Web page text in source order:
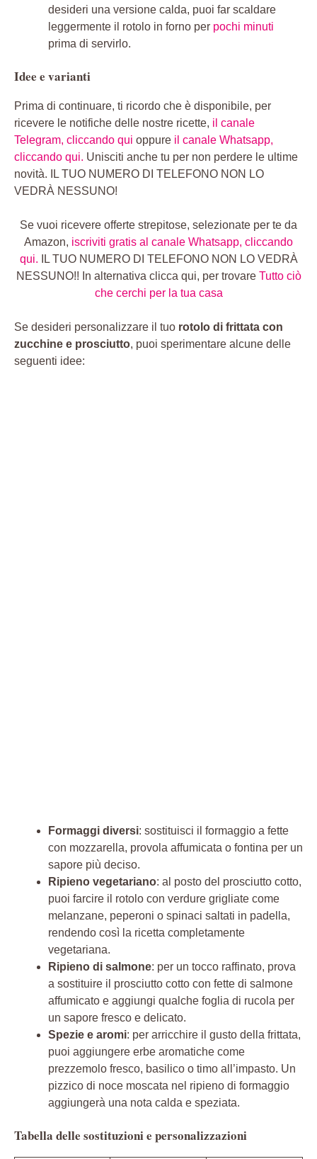
desideri una versione calda, puoi far scaldare
leggermente il rotolo in forno per pochi minuti
prima di servirlo.
Idee e varianti
Prima di continuare, ti ricordo che è disponibile, per
ricevere le notifiche delle nostre ricette, il canale
Telegram, cliccando qui oppure il canale Whatsapp,
cliccando qui. Unisciti anche tu per non perdere le ultime
novità. IL TUO NUMERO DI TELEFONO NON LO
VEDRÀ NESSUNO!
Se vuoi ricevere offerte strepitose, selezionate per te da
Amazon, iscriviti gratis al canale Whatsapp, cliccando
qui.
IL TUO NUMERO DI TELEFONO NON LO VEDRÀ
NESSUNO!! In alternativa clicca qui, per trovare Tutto ciò
che cerchi per la tua casa
Se desideri personalizzare il tuo rotolo di frittata con
zucchine e prosciutto, puoi sperimentare alcune delle
seguenti idee:
Formaggi diversi: sostituisci il formaggio a fette
con mozzarella, provola affumicata o fontina per un
sapore più deciso.
Ripieno vegetariano: al posto del prosciutto cotto,
puoi farcire il rotolo con verdure grigliate come
melanzane, peperoni o spinaci saltati in padella,
rendendo così la ricetta completamente
vegetariana.
Ripieno di salmone: per un tocco raffinato, prova
a sostituire il prosciutto cotto con fette di salmone
affumicato e aggiungi qualche foglia di rucola per
un sapore fresco e delicato.
Spezie e aromi: per arricchire il gusto della frittata,
puoi aggiungere erbe aromatiche come
prezzemolo fresco, basilico o timo all’impasto. Un
pizzico di noce moscata nel ripieno di formaggio
aggiungerà una nota calda e speziata.
Tabella delle sostituzioni e personalizzazioni